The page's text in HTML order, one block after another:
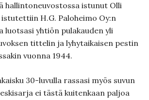
hallintoneuvostossa istunut Olli
H.G. Paloheimo Oy:n
luotsasi yhtiön pulakauden yli
tittelin ja lyhytaikaisen pestin
vuonna 1944.
30-luvulla rassasi myös suvun
ei tästä kuitenkaan paljoa